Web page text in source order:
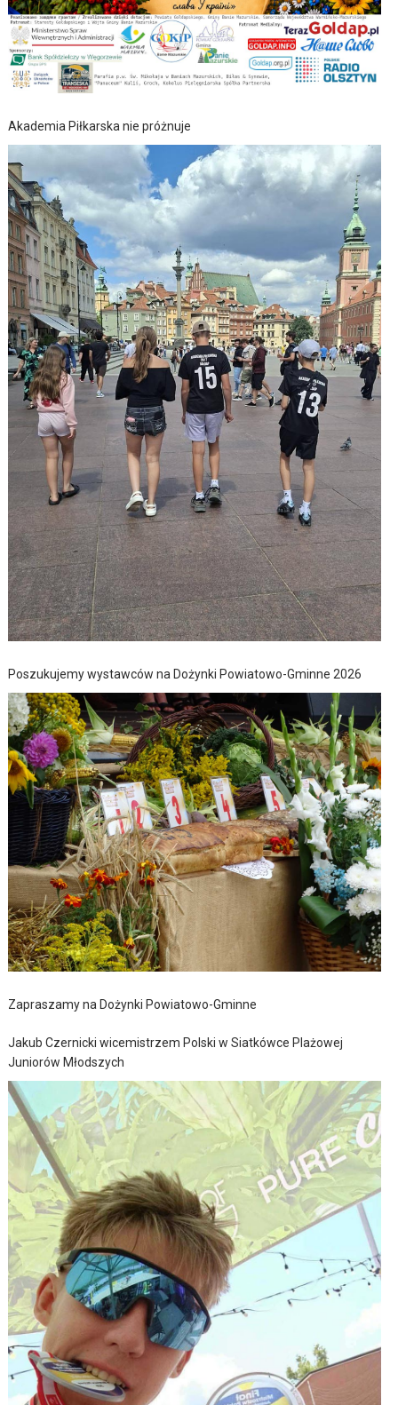
Akademia Piłkarska nie próżnuje
Poszukujemy wystawców na Dożynki Powiatowo-Gminne 2026
Zapraszamy na Dożynki Powiatowo-Gminne
Jakub Czernicki wicemistrzem Polski w Siatkówce Plażowej
Juniorów Młodszych